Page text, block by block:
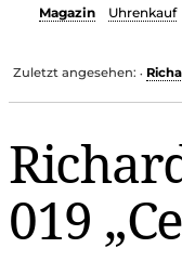
Magazin
Uhrenkauf
Zuletzt angesehen: •
019